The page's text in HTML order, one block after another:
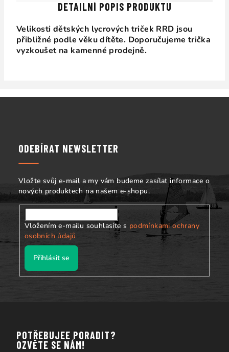
DETAILNÍ POPIS PRODUKTU
Velikosti dětských lycrových triček RRD jsou
přibližné podle věku dítěte. Doporučujeme trička
vyzkoušet na kamenné prodejně.
ODEBÍRAT NEWSLETTER
Vložte svůj e-mail a my vám budeme zasílat informace o
nových produktech na našem e-shopu.
Vložením e-mailu souhlasíte s podmínkami ochrany
osobních údajů
Přihlásit se
POTŘEBUJEE PORADIT?
OZVĚTE SE NÁM!